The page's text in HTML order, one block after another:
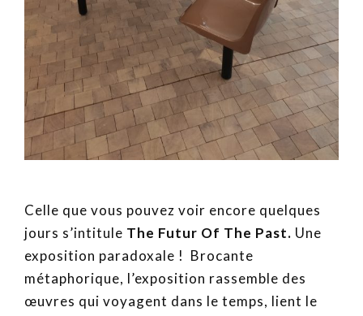
Celle que vous pouvez voir encore quelques
jours s’intitule The Futur Of The Past. Une
exposition paradoxale ! Brocante
métaphorique, l’exposition rassemble des
œuvres qui voyagent dans le temps, lient le